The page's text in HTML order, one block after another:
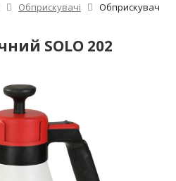
Обприскувачі
Обприскувач
SOLO 202